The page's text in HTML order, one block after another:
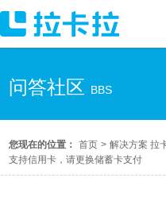
问答社区 BBS
您现在的位置： 首页 > 解决方案 拉
支持信用卡，请更换储蓄卡支付